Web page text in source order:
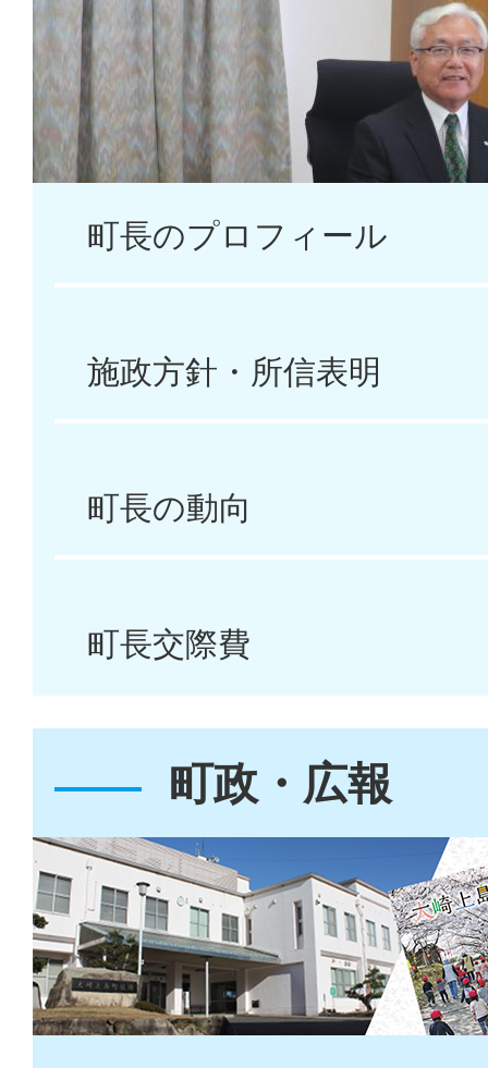
2026年07月22日
大崎上島町小学校規模適正
催について
2026年07月22日
2026年07月17日
2026年07月05日
❗【注意喚起】健康福祉課
について
て
町長のプロフィール
施政方針・所信表明
町長の動向
町長交際費
町政・広報